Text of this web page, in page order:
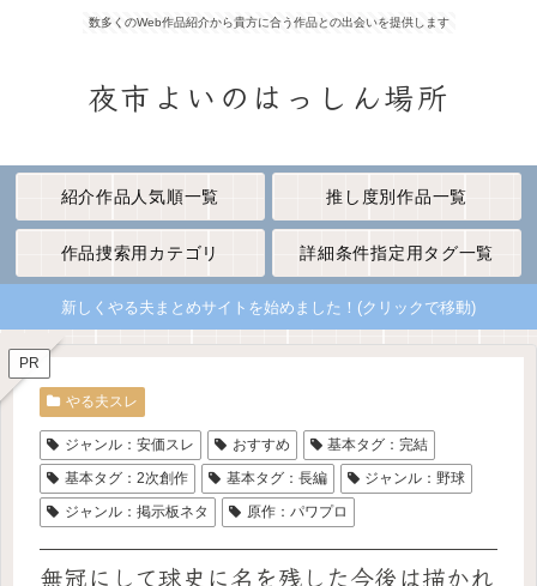
数多くのWeb作品紹介から貴方に合う作品との出会いを提供します
夜市よいのはっしん場所
紹介作品人気順一覧 推し度別作品一覧
作品捜索用カテゴリ 詳細条件指定用タグ一覧
新しくやる夫まとめサイトを始めました！(クリックで移動)
PR
やる夫スレ
ジャンル：安価スレ おすすめ
基本タグ：完結
基本タグ：2次創作
基本タグ：長編
ジャンル：野球
ジャンル：掲示板ネタ
原作：パワプロ
無冠にして球史に名を残した今後は描かれ